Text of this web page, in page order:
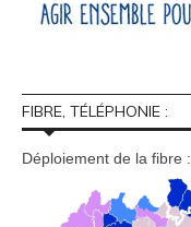
FIBRE, TÉLÉPHONIE :
Déploiement de la fibre :